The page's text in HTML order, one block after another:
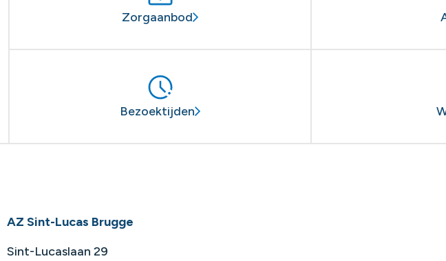
Zorgaanbod
Bezoektijden
AZ Sint-Lucas Brugge
Sint-Lucaslaan 29